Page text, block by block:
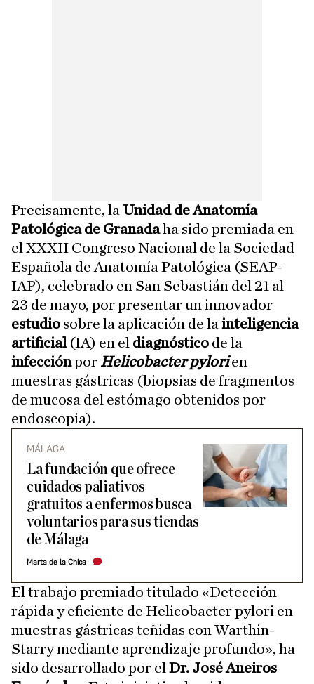
Precisamente, la Unidad de Anatomía
Patológica de Granadaha sido premiada en
el XXXII Congreso Nacional de la Sociedad
Española de Anatomía Patológica (SEAP-
IAP), celebrado en San Sebastián del 21 al
23 de mayo, por presentar un innovador
estudio sobre la aplicación de la inteligencia
artificial(IA) en el diagnóstico de la
infecciónpor Helicobacter pylorien
muestras gástricas (biopsias de fragmentos
de mucosa del estómago obtenidos por
endoscopia).
MÁLAGA
La fundación que ofrece
cuidados paliativos
gratuitos a enfermos busca
voluntarios para sus tiendas
de Málaga
Marta de la Chica
El trabajo premiado titulado «Detección
rápida y eficiente de Helicobacter pylori en
muestras gástricas teñidas con Warthin-
Starry mediante aprendizaje profundo», ha
sido desarrollado por el Dr. José Aneiros